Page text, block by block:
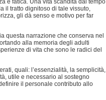
e fatica. Una vita scandita dal tempo
il tratto dignitoso di tale vissuto,
gli dà senso e motivo per far
questa narrazione che conserva nel
alla memoria degli adulti
di vita che sono le radici del
quali: l’essenzialità, la semplicità,
utile e necessario al sostegno
il personale contributo allo